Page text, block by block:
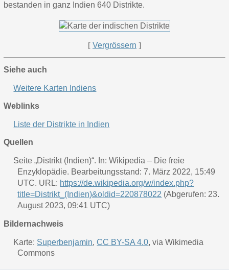
bestanden in ganz Indien 640 Distrikte.
[ Vergrössern ]
Siehe auch
Weitere Karten Indiens
Weblinks
Liste der Distrikte in Indien
Quellen
Seite „Distrikt (Indien)“. In: Wikipedia – Die freie
Enzyklopädie. Bearbeitungsstand: 7. März 2022, 15:49
UTC. URL: https://de.wikipedia.org/w/index.php?
title=Distrikt_(Indien)&oldid=220878022 (Abgerufen: 23.
August 2023, 09:41 UTC)
Bildernachweis
Karte: Superbenjamin,CC BY-SA 4.0, via Wikimedia
Commons